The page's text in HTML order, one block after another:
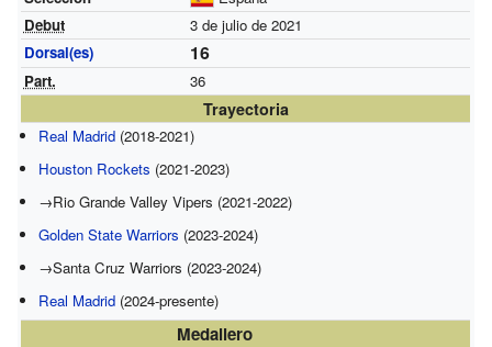
Debut
3 de julio de 2021
Dorsal(es)
16
Part. 36
Trayectoria
Real Madrid (2018-2021)
Houston Rockets (2021-2023)
→Rio Grande Valley Vipers (2021-2022)
Golden State Warriors (2023-2024)
→Santa Cruz Warriors (2023-2024)
Real Madrid (2024-presente)
Medallero